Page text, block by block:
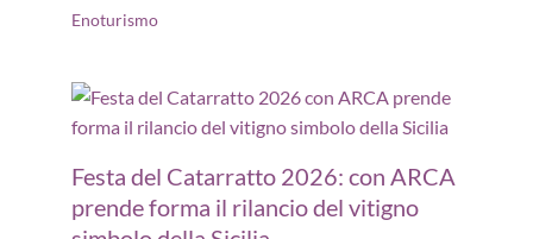
Enoturismo
Festa del Catarratto 2026: con ARCA
prende forma il rilancio del vitigno